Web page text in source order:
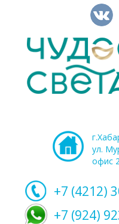
ул.
офис
+7 (4212)
+7 (924)